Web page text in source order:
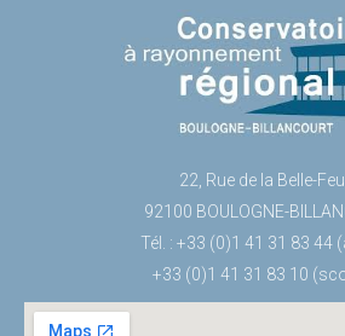
22, Rue de la Belle-
92100 BOULOGNE-
Tél. : +33 (0)1 41 31 83 44
+33 (0)1 41 31 83 10